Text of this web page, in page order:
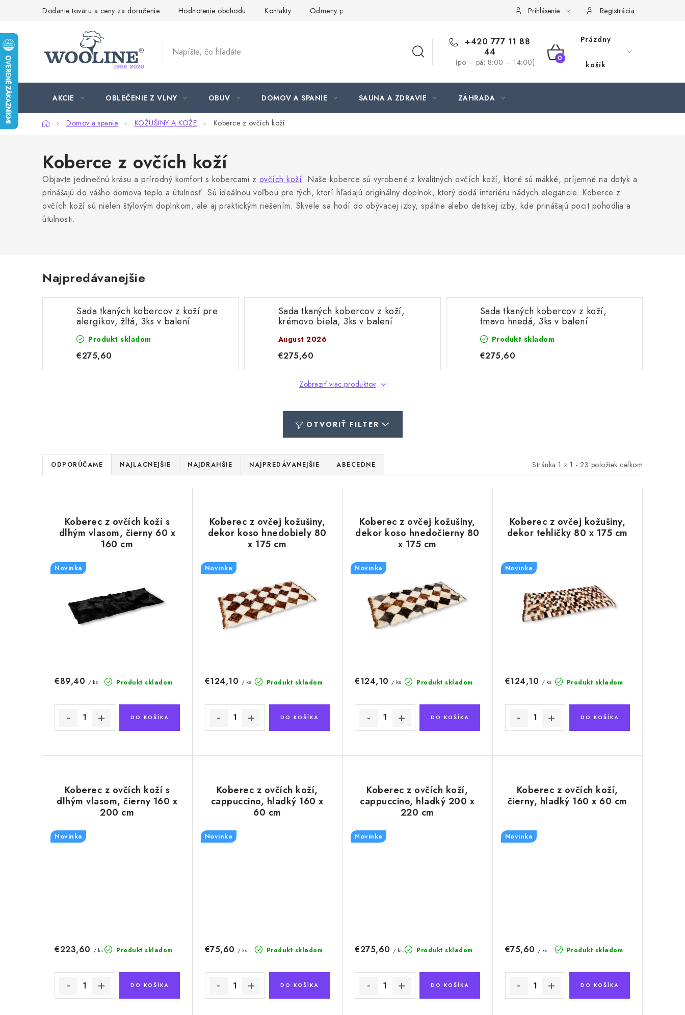
Dodanie tovaru a ceny za doručenie Hodnotenie obchodu Kontakty Odmeny pre našich zákazníkov Prihlásenie Registrácia
+420 777 11 88
44
(po – pá: 8:00 – 14:00)
NÁKUPNÝ
Prázdny
košík
AKCIE OBLEČENIE Z VLNY OBUV DOMOV A SPANIE SAUNA A ZDRAVIE ZÁHRADA
DomovDomov a spanie KOŽUŠINY A KOŽE Koberce z ovčích koží
Koberce z ovčích koží
Objavte jedinečnú krásu a prírodný komfort s kobercami z ovčích koží. Naše koberce sú vyrobené z kvalitných ovčích koží, ktoré sú mäkké, príjemné na dotyk a
prinášajú do vášho domova teplo a útulnosť. Sú ideálnou voľbou pre tých, ktorí hľadajú originálny doplnok, ktorý dodá interiéru nádych elegancie. Koberce z
ovčích koží sú nielen štýlovým doplnkom, ale aj praktickým riešením. Skvele sa hodí do obývacej izby, spálne alebo detskej izby, kde prinášajú pocit pohodlia a
útulnosti.
Najpredávanejšie
Sada tkaných kobercov z koží pre
alergikov, žltá, 3ks v balení
Produkt skladom
€275,60
Sada tkaných kobercov z koží,
krémovo biela, 3ks v balení
August 2026
€275,60
Sada tkaných kobercov z koží,
tmavo hnedá, 3ks v balení
Produkt skladom
€275,60
Zobraziť viac produktov
OTVORIŤ FILTER
Stránka 1 z 1 - 23 položiek celkom
R
a
e
v
ODPORÚČAME NAJLACNEJŠIE NAJDRAHŠIE NAJPREDÁVANEJŠIE ABECEDNE
Koberec z ovčích koží s
dlhým vlasom, čierny 60 x
160 cm
Novinka
Produkt skladom
€89,40 / ks
DO KOŠÍKA
Koberec z ovčej kožušiny,
dekor koso hnedobiely 80
x 175 cm
Novinka
Produkt skladom
€124,10 / ks
DO KOŠÍKA
Koberec z ovčej kožušiny,
dekor koso hnedočierny 80
x 175 cm
Novinka
Produkt skladom
€124,10 / ks
DO KOŠÍKA
Koberec z ovčej kožušiny,
dekor tehličky 80 x 175 cm
Novinka
Produkt skladom
€124,10 / ks
DO KOŠÍKA
Koberec z ovčích koží s
dlhým vlasom, čierny 160 x
200 cm
Novinka
Produkt skladom
€223,60 / ks
DO KOŠÍKA
Koberec z ovčích koží,
cappuccino, hladký 160 x
60 cm
Novinka
Produkt skladom
€75,60 / ks
DO KOŠÍKA
Koberec z ovčích koží,
cappuccino, hladký 200 x
220 cm
Novinka
Produkt skladom
€275,60 / ks
DO KOŠÍKA
Koberec z ovčích koží,
čierny, hladký 160 x 60 cm
Novinka
Produkt skladom
€75,60 / ks
DO KOŠÍKA